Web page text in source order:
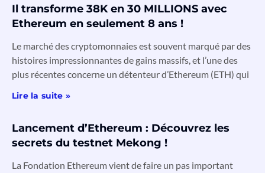
Il transforme 38K en 30 MILLIONS avec
Ethereum en seulement 8 ans !
Le marché des cryptomonnaies est souvent marqué par des
histoires impressionnantes de gains massifs, et l’une des
plus récentes concerne un détenteur d’Ethereum (ETH) qui
Lire la suite »
Lancement d’Ethereum : Découvrez les
secrets du testnet Mekong !
La Fondation Ethereum vient de faire un pas important